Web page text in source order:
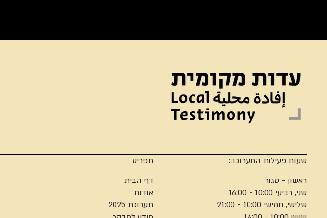
שעות פעילות התערוכה:
ראשון - סגור
שני, רביעי 10:00 - 16:00
שלישי, חמישי 10:00 - 21:00
תפריט
דף הבית
אודות
תערוכת 2025